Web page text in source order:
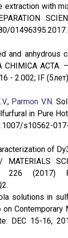
extraction with
and anhydrous
ACTA.
- 2.002; IF
., Parmon V.N.
in Pure
s10562-
of
226 (2017)
solutions in
on Contemporary
DEC 15-16,